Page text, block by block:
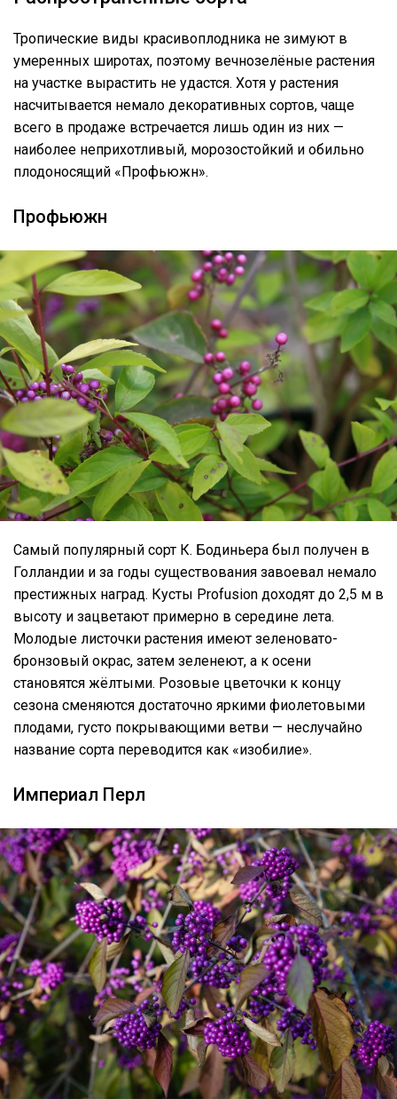
Тропические виды красивоплодника не зимуют в
умеренных широтах, поэтому вечнозелёные растения
на участке вырастить не удастся. Хотя у растения
насчитывается немало декоративных сортов, чаще
всего в продаже встречается лишь один из них —
наиболее неприхотливый, морозостойкий и обильно
плодоносящий «Профьюжн».
Профьюжн
Самый популярный сорт К. Бодиньера был получен в
Голландии и за годы существования завоевал немало
престижных наград. Кусты Profusion доходят до 2,5 м в
высоту и зацветают примерно в середине лета.
Молодые листочки растения имеют зеленовато-
бронзовый окрас, затем зеленеют, а к осени
становятся жёлтыми. Розовые цветочки к концу
сезона сменяются достаточно яркими фиолетовыми
плодами, густо покрывающими ветви — неслучайно
название сорта переводится как «изобилие».
Империал Перл